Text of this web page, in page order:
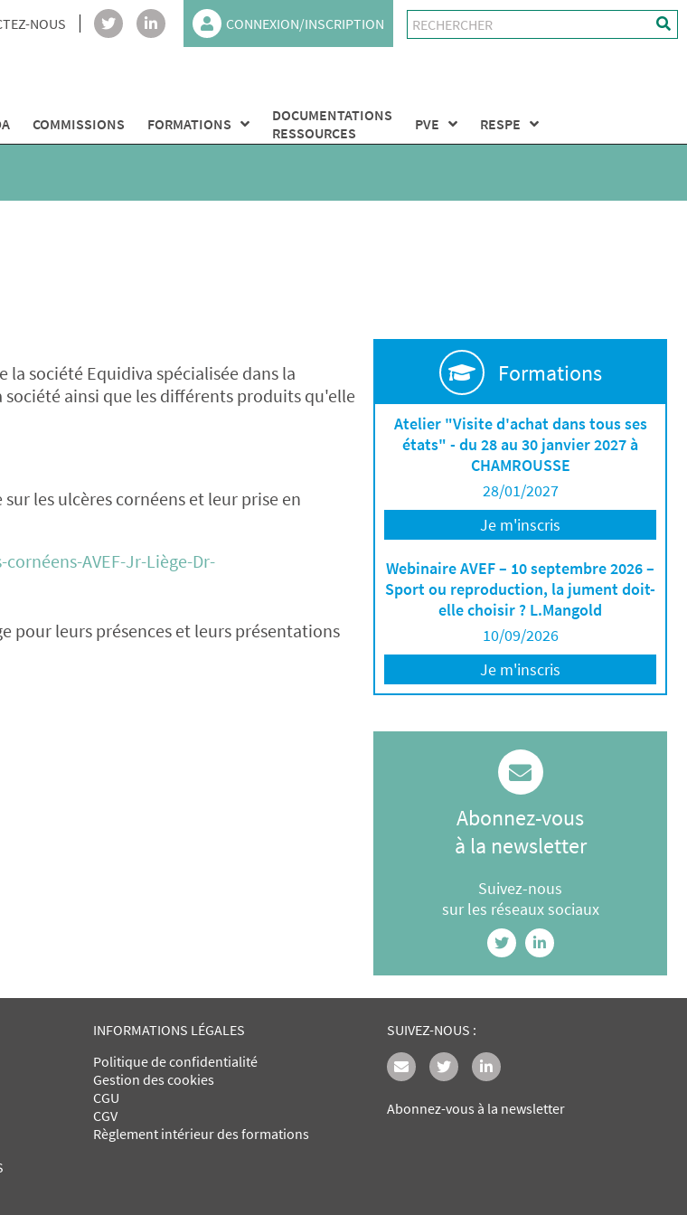
NOUS CONNEXION/INSCRIPTION
COMMISSIONS FORMATIONS
DOCUMENTATIONS
RESSOURCES
PVE RESPE
la société Equidiva spécialisée dans la
ainsi que les différents produits qu'elle
les ulcères cornéens et leur prise en
AVEF-Jr-Liège-Dr-
pour leurs présences et leurs présentations
Formations
Atelier "Visite d'achat dans tous ses
états" - du 28 au 30 janvier 2027 à
CHAMROUSSE
28/01/2027
Je m'inscris
Webinaire AVEF – 10 septembre 2026 –
Sport ou reproduction, la jument doit-
elle choisir ? L.Mangold
10/09/2026
Je m'inscris
Abonnez-vous
à la newsletter
Suivez-nous
sur les réseaux sociaux
INFORMATIONS LÉGALES
Politique de confidentialité
Gestion des cookies
CGU
CGV
Règlement intérieur des formations
SUIVEZ-NOUS :
Abonnez-vous à la newsletter